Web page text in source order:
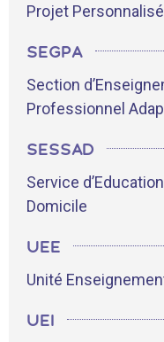
Projet
SEGPA
Section
Professionnel
SESSAD
Service
Domicile
UEE
Unité
UEI